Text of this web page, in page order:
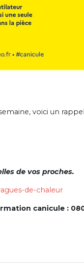
voici un
de vos proches.
de-chaleur
canicule :